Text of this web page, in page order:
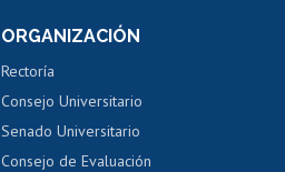
Perfeccionamiento
Evaluación docente
Calificación académica
Postulación al AUCAI
ORGANIZACIÓN
Rectoría
Consejo Universitario
Senado Universitario
Consejo de Evaluación